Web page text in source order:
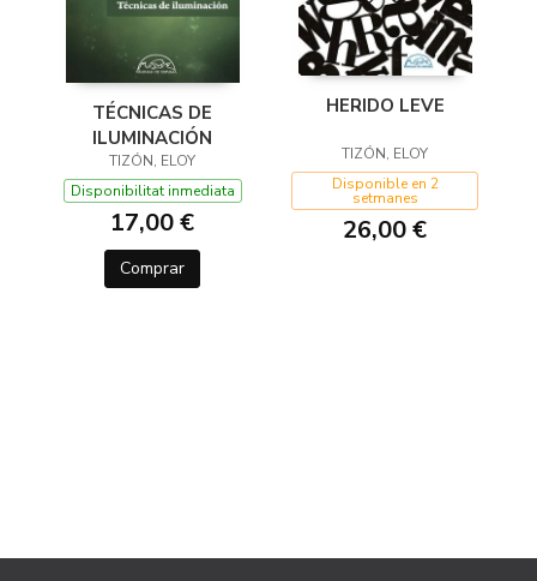
TÉCNICAS DE
ILUMINACIÓN
TIZÓN, ELOY
Disponibilitat inmediata
17,00 €
Comprar
HERIDO LEVE
TIZÓN, ELOY
Disponible en 2
setmanes
26,00 €